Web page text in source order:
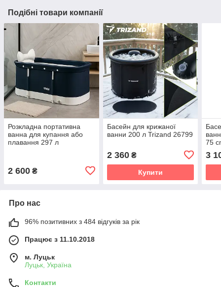
Подібні товари компанії
Розкладна портативна
ванна для купання або
плавання 297 л
2 600 ₴
Басейн для крижаної
ванни 200 л Trizand 26799
2 360₴
Купити
75
3
Про нас
96% позитивних з 484 відгуків за рік
Працює з 11.10.2018
м. Луцьк
Луцьк, Україна
Контакти